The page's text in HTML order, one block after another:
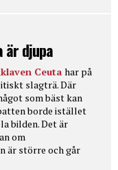
är djupa
Ceuta har på
slagträ. Där
som bäst kan
borde istället
bilden. Det är
om
är större och går